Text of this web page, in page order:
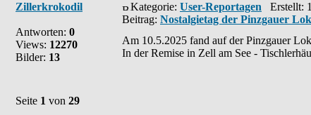
Zillerkrokodil
Antworten: 0
Views: 12270
Bilder: 13
Kategorie: User-Reportagen Erstellt:
Beitrag: Nostalgietag der Pinzgauer
Am 10.5.2025 fand auf der Pinzgauer
In der Remise in Zell am See -
Seite 1 von 29